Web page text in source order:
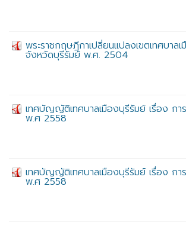
พระราชกฤษฎีกาเปลี่ยนแปลงเขตเทศบาล
จังหวัดบุรีรัมย์ พ.ศ. 2504
เทศบัญญัติเทศบาลเมืองบุรีรัมย์ เรื่อง กา
พ.ศ 2558
เทศบัญญัติเทศบาลเมืองบุรีรัมย์ เรื่อง กา
พ.ศ 2558